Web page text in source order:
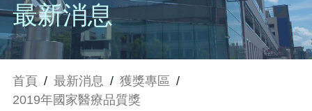
最新消息
首頁 / 最新消息 / 獲獎專區 /
2019年國家醫療品質獎